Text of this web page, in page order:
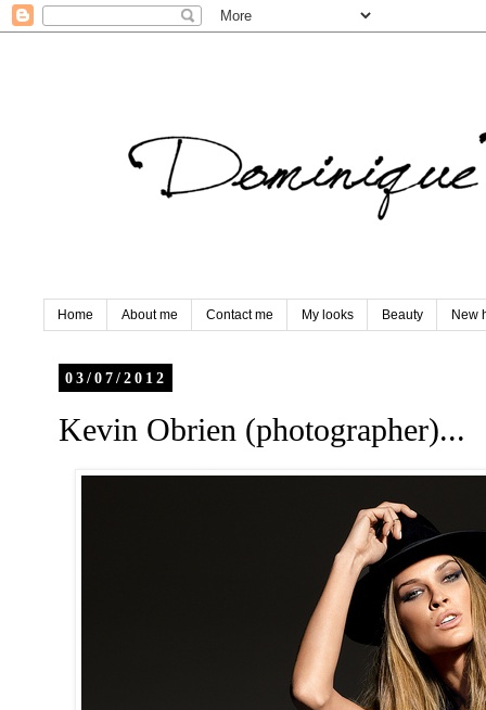
Home About me Contact me My looks Beauty New
03/07/2012
Kevin Obrien (photographer)...